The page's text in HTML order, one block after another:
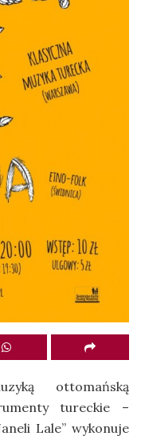
ottomańską
tureckie –
Lale” wykonuje